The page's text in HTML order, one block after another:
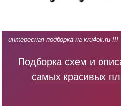
интересная подборка на kru4ok.ru !!!
Подборка схем и
самых красивых